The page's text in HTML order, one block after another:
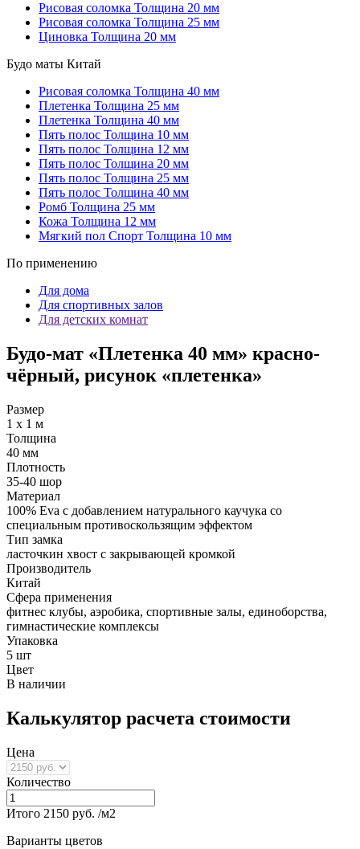
Рисовая соломка Толщина 20 мм
Рисовая соломка Толщина 25 мм
Циновка Толщина 20 мм
Будо маты Китай
Рисовая соломка Толщина 40 мм
Плетенка Толщина 25 мм
Плетенка Толщина 40 мм
Пять полос Толщина 10 мм
Пять полос Толщина 12 мм
Пять полос Толщина 20 мм
Пять полос Толщина 25 мм
Пять полос Толщина 40 мм
Ромб Толщина 25 мм
Кожа Толщина 12 мм
Мягкий пол Спорт Толщина 10 мм
По применению
Для дома
Для спортивных залов
Для детских комнат
Будо-мат «Плетенка 40 мм» красно-
чёрный, рисунок «плетенка»
Размер
1 х 1 м
Толщина
40 мм
Плотность
35-40 шор
Материал
100% Eva с добавлением натурального каучука со
специальным противоскользящим эффектом
Тип замка
ласточкин хвост с закрывающей кромкой
Производитель
Китай
Сфера применения
фитнес клубы, аэробика, спортивные залы, единоборства,
гимнастические комплексы
Упаковка
5 шт
Цвет
В наличии
Калькулятор расчета стоимости
Цена
Количество
Итого 2150 руб. /м2
Варианты цветов